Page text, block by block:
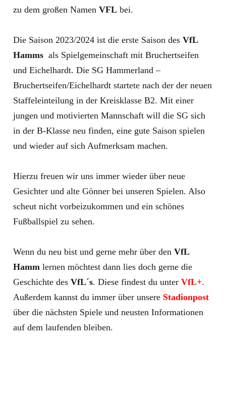
zu dem großen Namen VFL bei.
Die Saison 2023/2024 ist die erste Saison des VfL
Hamms als Spielgemeinschaft mit Bruchertseifen
und Eichelhardt. Die SG Hammerland –
Bruchertseifen/Eichelhardt startete nach der der neuen
Staffeleinteilung in der Kreisklasse B2. Mit einer
jungen und motivierten Mannschaft will die SG sich
in der B-Klasse neu finden, eine gute Saison spielen
und wieder auf sich Aufmerksam machen.
Hierzu freuen wir uns immer wieder über neue
Gesichter und alte Gönner bei unseren Spielen. Also
scheut nicht vorbeizukommen und ein schönes
Fußballspiel zu sehen.
Wenn du neu bist und gerne mehr über den VfL
Hamm lernen möchtest dann lies doch gerne die
Geschichte des VfL´s. Diese findest du unter VfL+.
Außerdem kannst du immer über unsere Stadionpost
über die nächsten Spiele und neusten Informationen
auf dem laufenden bleiben.